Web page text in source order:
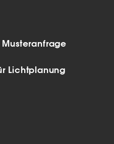
Musteranfrage
Lichtplanung